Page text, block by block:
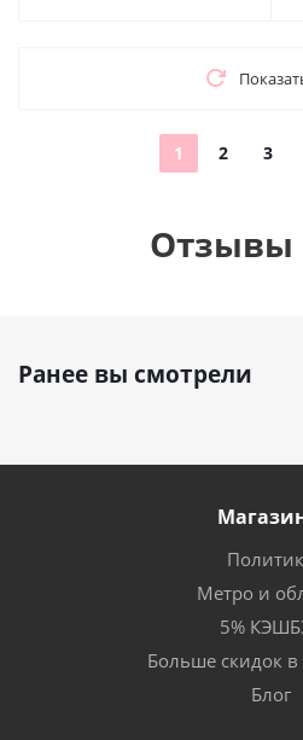
1 2 3
Отзывы
Ранее вы смотрели
Метро и
5%
Больше скидок в
Блог